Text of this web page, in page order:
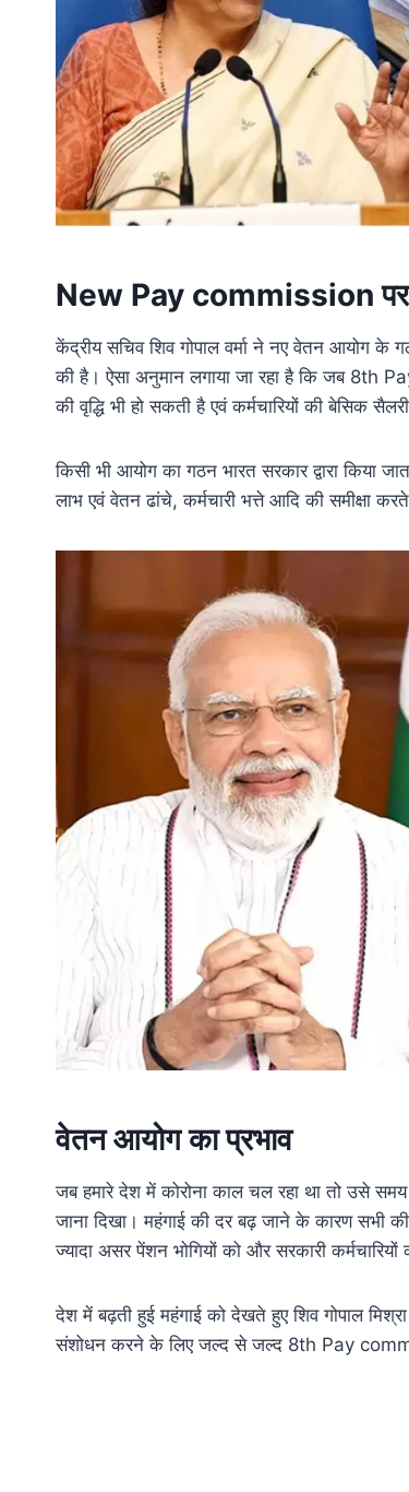
New Pay commission पर
केंद्रीय सचिव शिव गोपाल वर्मा ने नए वेतन आयोग
की है। ऐसा अनुमान लगाया जा रहा है कि जब 8th
की वृद्धि भी हो सकती है एवं कर्मचारियों की बेसिक
किसी भी आयोग का गठन भारत सरकार द्वारा
लाभ एवं वेतन ढांचे, कर्मचारी भत्ते आदि की समीक्षा
वेतन आयोग का प्रभाव
जब हमारे देश में कोरोना काल चल रहा था तो उसे
जाना दिखा। महंगाई की दर बढ़ जाने के कारण सभी
ज्यादा असर पेंशन भोगियों को और सरकारी
देश में बढ़ती हुई महंगाई को देखते हुए शिव गोपाल
संशोधन करने के लिए जल्द से जल्द 8th Pay